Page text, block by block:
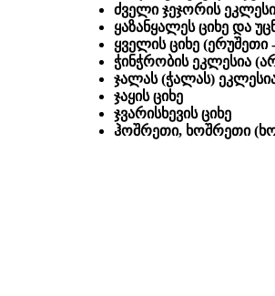
ძველი ჯეჯორის
ყაზანყალეს ციხე და
ყველის ციხე
ჭინჭრობის ეკლესია
ჯალას (ჭალას)
ჯაყის ციხე
ჯვარისხევის ციხე
ჰოშრეთი, ხოშრეთი